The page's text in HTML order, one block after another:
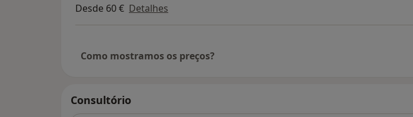
Médica Cirurgiã Plástica da Clínica Young Soul (Brasil) desde 2002
Desde 60 € Detalhes
Como mostramos os preços?
Consultório